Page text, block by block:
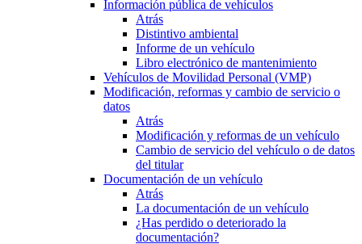
Información pública de vehículos
Atrás
Distintivo ambiental
Informe de un vehículo
Libro electrónico de mantenimiento
Vehículos de Movilidad Personal (VMP)
Modificación, reformas y cambio de servicio o
datos
Atrás
Modificación y reformas de un vehículo
Cambio de servicio del vehículo o de datos
del titular
Documentación de un vehículo
Atrás
La documentación de un vehículo
¿Has perdido o deteriorado la
documentación?